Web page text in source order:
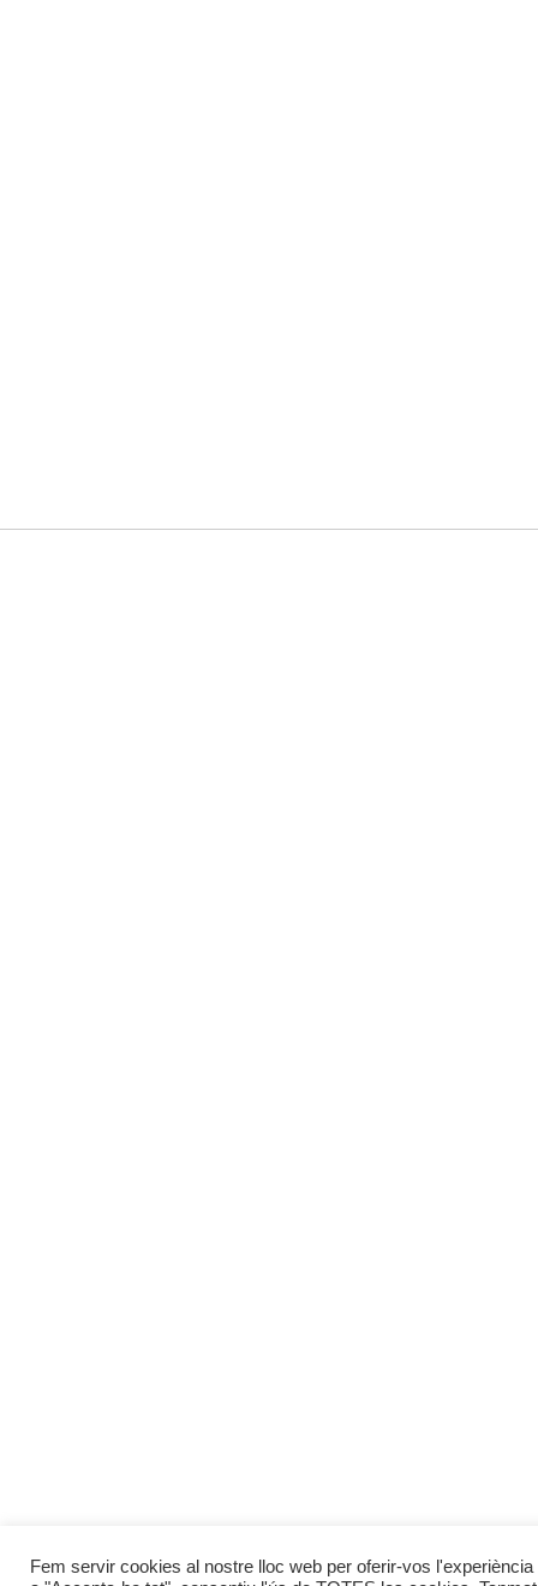
Fem servir cookies al nostre lloc web per oferir-vos